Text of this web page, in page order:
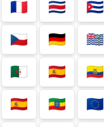
🇨🇵
🇨🇷 🇨🇺
🇨🇿
🇩🇪 🇩🇬
🇩🇿
🇪🇦 🇪🇨
🇪🇸
🇪🇹 🇪🇺